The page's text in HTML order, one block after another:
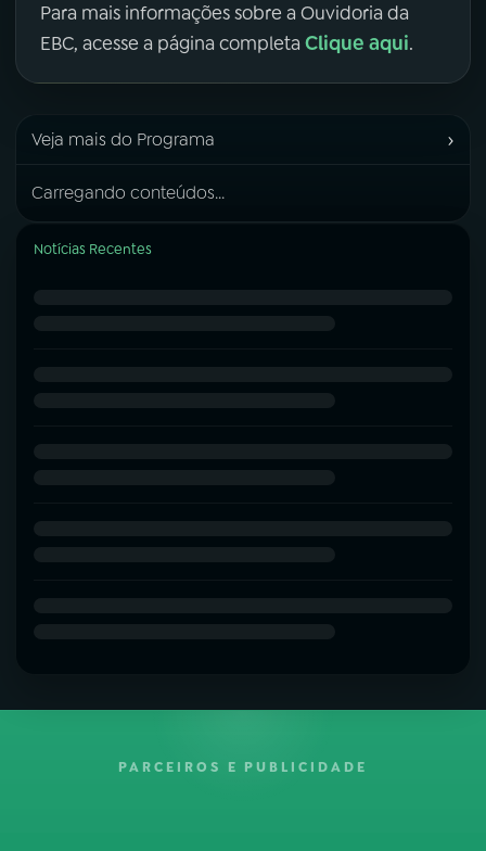
Para mais informações sobre a Ouvidoria da
EBC, acesse a página completa Clique aqui.
Veja mais do Programa ›
Carregando conteúdos...
Notícias Recentes
PARCEIROS E PUBLICIDADE